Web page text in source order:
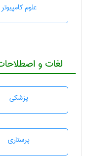
علوم کامپیوتر
لغات و
پزشكی
پرستاری